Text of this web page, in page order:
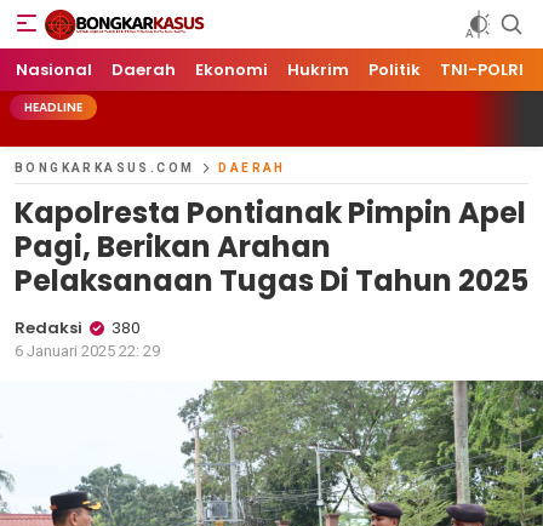
Bongkarkasus.com
Mengungkap Tabir Peristiwa Dengan Data dan Fakta
Nasional Daerah Ekonomi Hukrim Politik TNI-POLRI
HEADLINE
BONGKARKASUS.COM DAERAH
Kapolresta Pontianak Pimpin Apel
Pagi, Berikan Arahan
Pelaksanaan Tugas Di Tahun 2025
Redaksi 380
6 Januari 2025 22: 29